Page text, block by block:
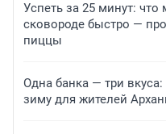
Успеть за 25 минут:
сковороде быстро —
пиццы
Одна банка — три
зиму для жителей